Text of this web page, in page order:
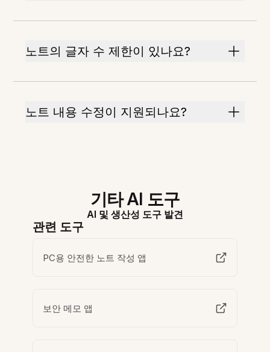
노트의 글자 수 제한이 있나요?
노트 내용 수정이 지원되나요?
기타 AI 도구
AI 및 생산성 도구 발견
관련 도구
PC용 안전한 노트 작성 앱
보안 메모 앱